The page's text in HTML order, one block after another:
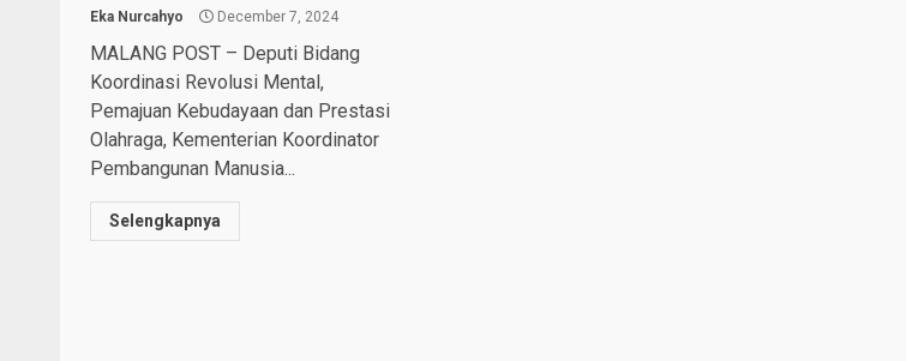
Eka Nurcahyo December 7, 2024
MALANG POST – Deputi Bidang
Koordinasi Revolusi Mental,
Pemajuan Kebudayaan dan Prestasi
Olahraga, Kementerian Koordinator
Pembangunan Manusia...
Selengkapnya